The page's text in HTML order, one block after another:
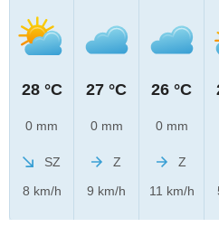
28 °C
0 mm
SZ
8 km/h
27 °C
0 mm
Z
9 km/h
26 °C
0 mm
Z
11 km/h